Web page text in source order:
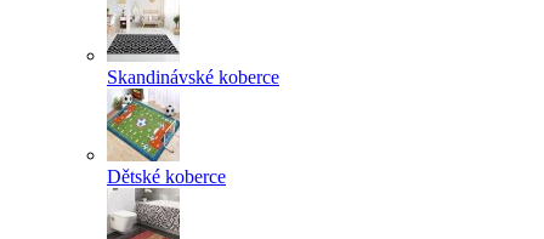
Skandinávské koberce
Dětské koberce